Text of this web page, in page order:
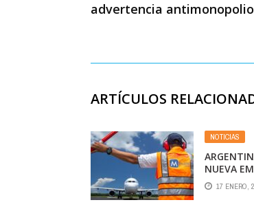
advertencia antimonopolio
ARTÍCULOS
NOTICIAS
NUEVA
SERVICIO
LOS
17 ENERO,